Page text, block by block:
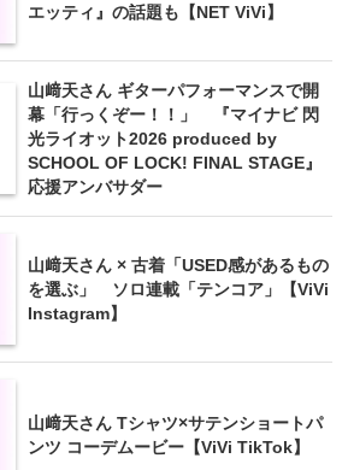
エッティ』の話題も【NET ViVi】
山﨑天さん ギターパフォーマンスで開
幕「行っくぞー！！」 『マイナビ 閃
光ライオット2026 produced by
SCHOOL OF LOCK! FINAL STAGE』
応援アンバサダー
山﨑天さん × 古着「USED感があるもの
を選ぶ」 ソロ連載「テンコア」【ViVi
Instagram】
山﨑天さん Tシャツ×サテンショートパ
ンツ コーデムービー【ViVi TikTok】